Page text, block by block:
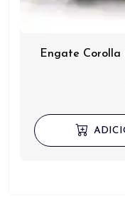
Engate